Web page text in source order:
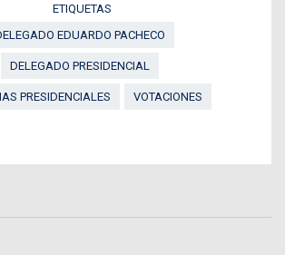
ETIQUETAS
EDUARDO PACHECO
DELEGADO PRESIDENCIAL
PRESIDENCIALES VOTACIONES